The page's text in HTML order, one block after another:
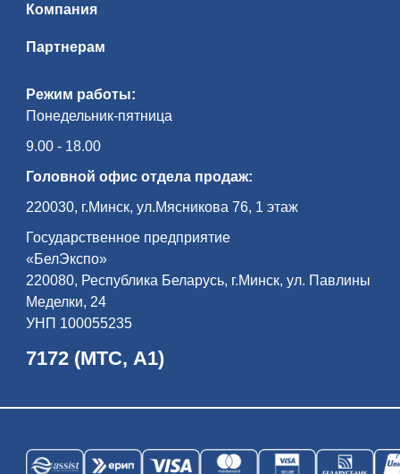
Режим работы:
Понедельник-пятница
9.00 - 18.00
Головной офис отдела продаж:
220030, г.Минск, ул.Мясникова 76, 1 этаж
Государственное предприятие
«БелЭкспо»
220080, Республика Беларусь, г.Минск, ул. Павлины
Меделки, 24
УНП 100055235
7172 (МТС, А1)
Компания
Партнерам